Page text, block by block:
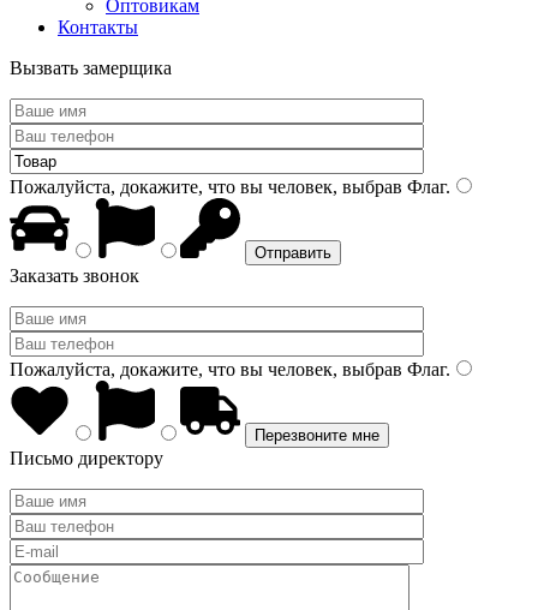
Оптовикам
Контакты
Вызвать замерщика
Пожалуйста, докажите, что вы человек, выбрав Флаг.
Заказать звонок
Пожалуйста, докажите, что вы человек, выбрав Флаг.
Письмо директору